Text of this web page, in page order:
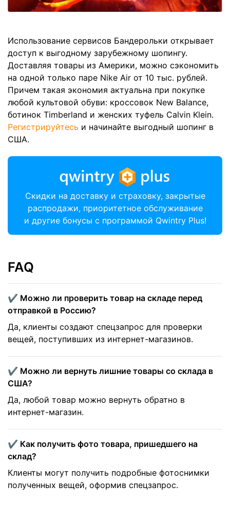
Использование сервисов Бандерольки открывает
доступ к выгодному зарубежному шопингу.
Доставляя товары из Америки, можно сэкономить
на одной только паре Nike Air от 10 тыс. рублей.
Причем такая экономия актуальна при покупке
любой культовой обуви: кроссовок New Balance,
ботинок Timberland и женских туфель Calvin Klein.
Регистрируйтесь и начинайте выгодный шопинг в
США.
Скидки на доставку и страховку, закрытые
распродажи, приоритетное обслуживание
и другие бонусы с программой Qwintry Plus!
FAQ
✔️ Можно ли проверить товар на складе перед
отправкой в Россию?
Да, клиенты создают спецзапрос для проверки
вещей, поступивших из интернет-магазинов.
✔️ Можно ли вернуть лишние товары со склада в
США?
Да, любой товар можно вернуть обратно в
интернет-магазин.
✔️ Как получить фото товара, пришедшего на
склад?
Клиенты могут получить подробные фотоснимки
полученных вещей, оформив спецзапрос.